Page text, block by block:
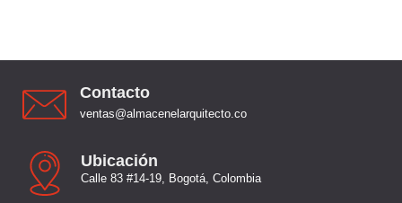
Contacto
ventas@almacenelarquitecto.co
Ubicación
Calle 83 #14-19, Bogotá, Colombia